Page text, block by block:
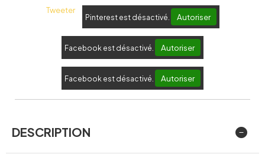
Tweeter
Pinterest est désactivé. Autoriser
Facebook est désactivé. Autoriser
Facebook est désactivé. Autoriser
DESCRIPTION